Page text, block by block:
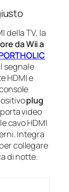
della TV, la
da Wii a
segnale
HDMI e
plug
video
cavo HDMI
Integra
collegare
di notte.